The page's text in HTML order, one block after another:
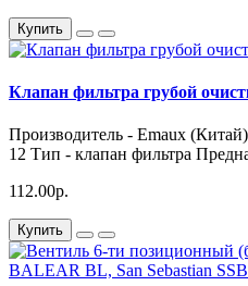
Купить
Клапан фильтра грубой
Производитель - Emaux
12 Тип - клапан фильтра
112.00р.
Купить